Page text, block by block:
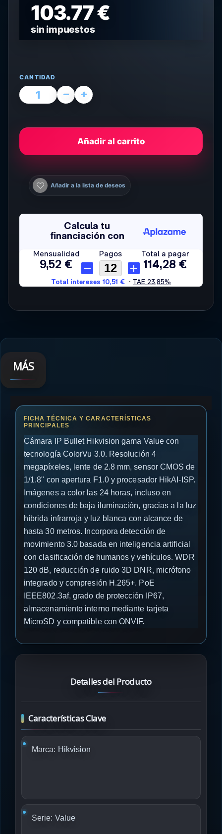
103.77 €
sin impuestos
CANTIDAD
Añadir al carrito
Añadir a la lista de deseos
MÁS
Cámara IP Bullet Hikvision gama Value con
tecnología ColorVu 3.0. Resolución 4
megapíxeles, lente de 2.8 mm, sensor CMOS de
1/1.8" con apertura F1.0 y procesador HikAI-ISP.
Imágenes a color las 24 horas, incluso en
condiciones de baja iluminación, gracias a la luz
híbrida infrarroja y luz blanca con alcance de
hasta 30 metros. Incorpora detección de
movimiento 3.0 basada en inteligencia artificial
con clasificación de humanos y vehículos. WDR
120 dB, reducción de ruido 3D DNR, micrófono
integrado y compresión H.265+. PoE
IEEE802.3af, grado de protección IP67,
almacenamiento interno mediante tarjeta
MicroSD y compatible con ONVIF.
Detalles del Producto
Características Clave
Marca: Hikvision
Serie: Value